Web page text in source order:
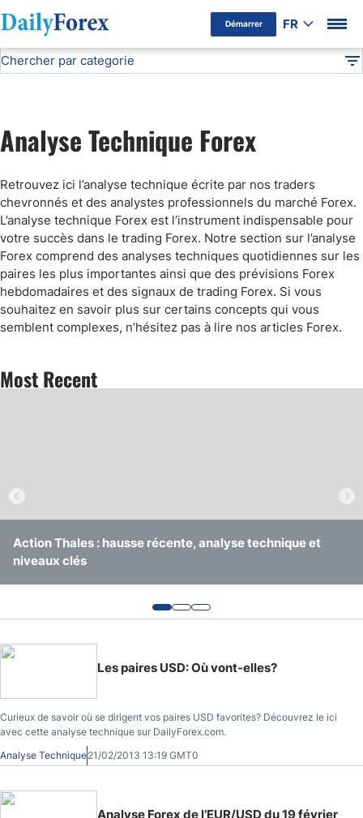
Démarrer FR
Avertissement Publicitaire
Chercher par categorie
Cours de l’or
Signaux de Trading
Prévision Forex
Analyse Technique Forex
Retrouvez ici l’analyse technique écrite par nos traders
chevronnés et des analystes professionnels du marché Forex.
L’analyse technique Forex est l’instrument indispensable pour
votre succès dans le trading Forex. Notre section sur l’analyse
Forex comprend des analyses techniques quotidiennes sur les
paires les plus importantes ainsi que des prévisions Forex
hebdomadaires et des signaux de trading Forex. Si vous
souhaitez en savoir plus sur certains concepts qui vous
semblent complexes, n’hésitez pas à lire nos articles Forex.
Most Recent
Action Thales : hausse récente, analyse technique et
niveaux clés
Action STMicroelectronics : rebond, analyse technique et
niveaux clés
Action Schneider Electric : hausse, analyse technique et
niveaux clés
Les paires USD: Où vont-elles?
Curieux de savoir où se dirigent vos paires USD favorites? Découvrez le ici
avec cette analyse technique sur DailyForex.com.
Analyse Technique21/02/2013 13:19 GMT0
Analyse Forex de l’EUR/USD du 19 février